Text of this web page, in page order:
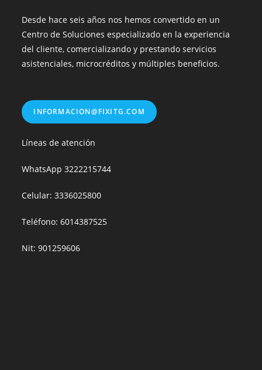
Desde hace seis años nos hemos convertido en un
Centro de Soluciones especializado en la experiencia
del cliente, comercializando y prestando servicios
asistenciales, microcréditos y múltiples beneficios.
INFORMACION@FIXITG.COM
Líneas de atención
WhatsApp3222215744
Celular: 3336025800
Teléfono: 6014387525
Nit: 901259606